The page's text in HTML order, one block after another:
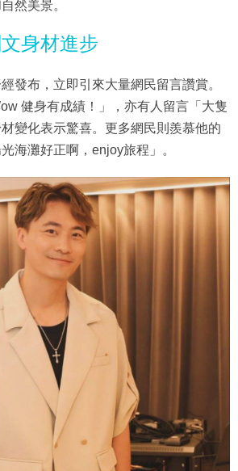
然美景。
身材進步
發布，立即引來大量網民留言讚賞。
健身有成績！」，亦有人留言「大隻
變化表示驚喜。更多網民則羨慕他的
海灘好正啊，enjoy旅程」。